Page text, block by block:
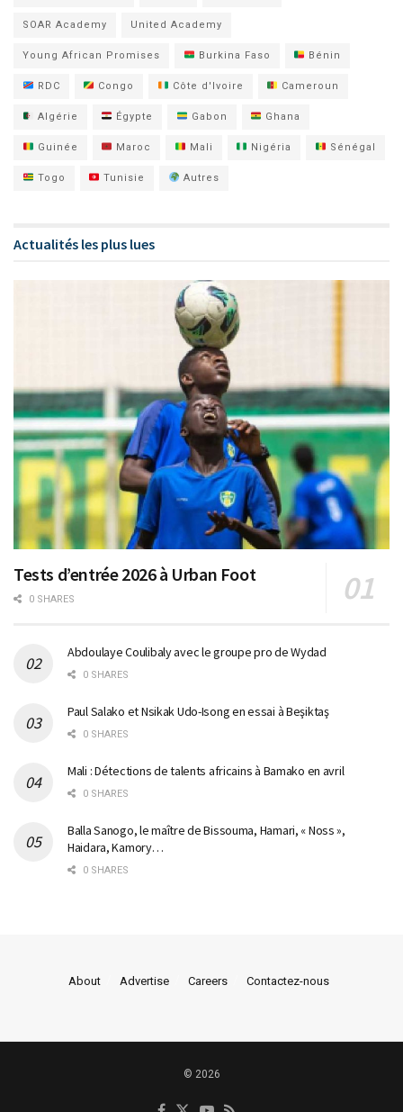
SOAR Academy United Academy
Young African Promises Burkina Faso Bénin
RDC Congo Côte d'Ivoire Cameroun
Algérie Égypte Gabon Ghana
Guinée Maroc Mali Nigéria Sénégal
Togo Tunisie Autres
Actualités les plus lues
Tests d’entrée 2026 à Urban Foot
0 SHARES
Abdoulaye Coulibaly avec le groupe pro de Wydad
0 SHARES
Paul Salako et Nsikak Udo-Isong en essai à Beşiktaş
0 SHARES
Mali : Détections de talents africains à Bamako en avril
0 SHARES
Balla Sanogo, le maître de Bissouma, Hamari, « Noss »,
Haidara, Kamory…
0 SHARES
About Advertise Careers Contactez-nous
© 2026